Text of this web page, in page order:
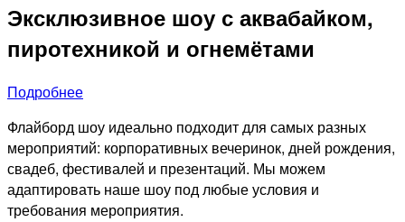
Эксклюзивное шоу с аквабайком,
пиротехникой и огнемётами
Подробнее
Флайборд шоу идеально подходит для самых разных
мероприятий: корпоративных вечеринок, дней рождения,
свадеб, фестивалей и презентаций. Мы можем
адаптировать наше шоу под любые условия и
требования мероприятия.